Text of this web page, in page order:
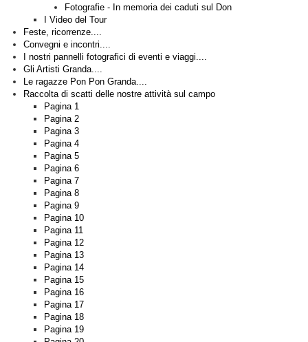
Fotografie - In memoria dei caduti sul Don
I Video del Tour
Feste, ricorrenze....
Convegni e incontri....
I nostri pannelli fotografici di eventi e viaggi....
Gli Artisti Granda....
Le ragazze Pon Pon Granda....
Raccolta di scatti delle nostre attività sul campo
Pagina 1
Pagina 2
Pagina 3
Pagina 4
Pagina 5
Pagina 6
Pagina 7
Pagina 8
Pagina 9
Pagina 10
Pagina 11
Pagina 12
Pagina 13
Pagina 14
Pagina 15
Pagina 16
Pagina 17
Pagina 18
Pagina 19